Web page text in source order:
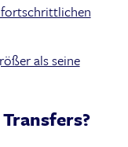
als seine